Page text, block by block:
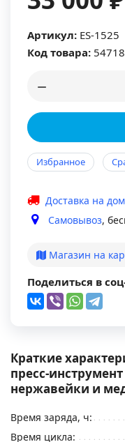
Артикул: ES-1525
Код товара: 54718
Избранное
Доставка на
Самовывоз,
Магазин на
Поделиться в
Краткие
пресс-инструмент
нержавейки и
Время заряда, ч:
Время цикла: